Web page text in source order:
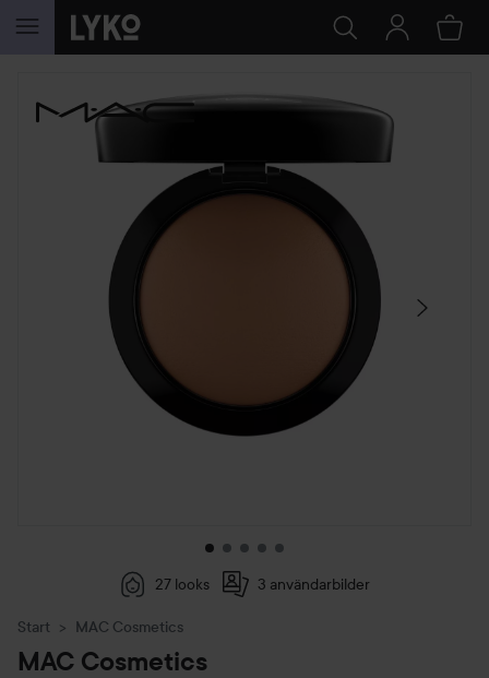
HOPPA TILL INNEHÅLLET
HOPPA ÖVER SEKTIONEN
27 looks 3 användarbilder
Start MAC Cosmetics
MAC Cosmetics